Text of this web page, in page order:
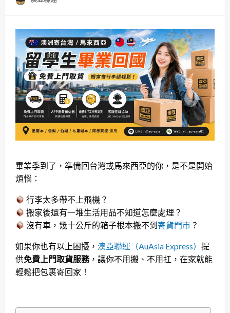
畢業季到了，準備回台灣或馬來西亞的你，是不是開始
煩惱：
行李太多帶不上飛機？
搬家後還有一堆生活用品不知道怎麼處理？
沒有車，幾十公斤的箱子根本搬不到寄貨門市 ？
如果你也有以上困擾， 澳亞聯運（AuAsia Express） 提
供免費上門取貨服務，讓你不用搬、不用扛，在家就能
輕鬆把包裹寄回家！